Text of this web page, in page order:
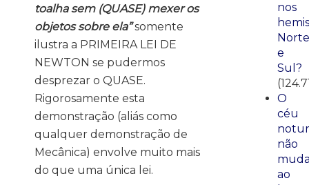
toalha sem (QUASE) mexer os
objetos sobre ela”somente
ilustra a PRIMEIRA LEI DE
NEWTON se pudermos
desprezar o QUASE.
Rigorosamente esta
demonstração (aliás como
qualquer demonstração de
Mecânica) envolve muito mais
do que uma única lei.
nos
Norte
e
Sul?
O
céu
não
ao